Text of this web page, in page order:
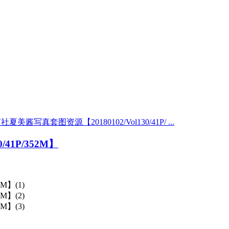
夏美酱写真套图资源【20180102/Vol130/41P/ ...
352M】